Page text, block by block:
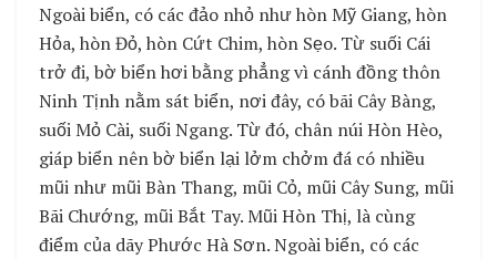
Ngoài biển, có các đảo nhỏ như hòn Mỹ Giang, hòn
Hỏa, hòn Đỏ, hòn Cứt Chim, hòn Sẹo. Từ suối Cái
trở đi, bờ biển hơi bằng phẳng vì cánh đồng thôn
Ninh Tịnh nằm sát biển, nơi đây, có bãi Cây Bàng,
suối Mỏ Cài, suối Ngang. Từ đó, chân núi Hòn Hèo,
giáp biển nên bờ biển lại lởm chởm đá có nhiều
mũi như mũi Bàn Thang, mũi Cỏ, mũi Cây Sung, mũi
Bãi Chướng, mũi Bắt Tay. Mũi Hòn Thị, là cùng
điểm của dãy Phước Hà Sơn. Ngoài biển, có các